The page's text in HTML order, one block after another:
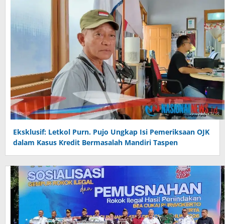
Eksklusif: Letkol Purn. Pujo Ungkap Isi Pemeriksaan OJK
dalam Kasus Kredit Bermasalah Mandiri Taspen